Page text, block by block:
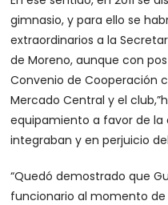
gimnasio, y para ello se
extraordinarios a la
de Moreno, aunque con
Convenio de Cooperación
Mercado Central y el
equipamiento a favor de la
integraban y en perjuicio
“Quedó demostrado que
funcionario al momento